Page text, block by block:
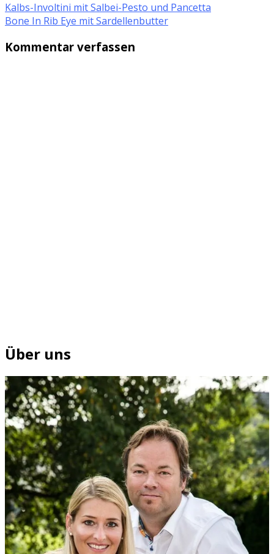
Kalbs-Involtini mit Salbei-Pesto und Pancetta
Bone In Rib Eye mit Sardellenbutter
Kommentar verfassen
Über uns